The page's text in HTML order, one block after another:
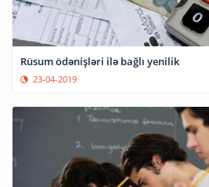
Rüsum ödənişləri ilə bağlı yenilik
23-04-2019